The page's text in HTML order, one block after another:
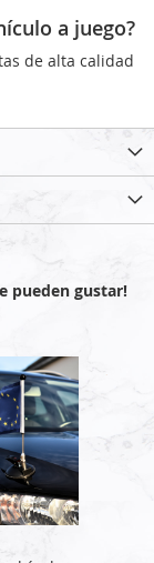
a juego?
de alta calidad
pueden gustar!